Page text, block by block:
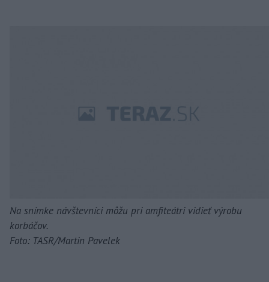
Na snímke návštevníci môžu pri amfiteátri vidieť výrobu
korbáčov.
Foto: TASR/Martin Pavelek